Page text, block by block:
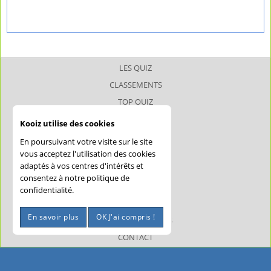
LES QUIZ
CLASSEMENTS
TOP QUIZ
JOKERQUIZ
AIDE
CONFIDENTIALITÉ
MENTIONS LÉGALES
CONTACT
Kooiz utilise des cookies
En poursuivant votre visite sur le site
vous acceptez l'utilisation des cookies
adaptés à vos centres d'intérêts et
consentez à notre politique de
confidentialité.
En savoir plus OK J'ai compris !